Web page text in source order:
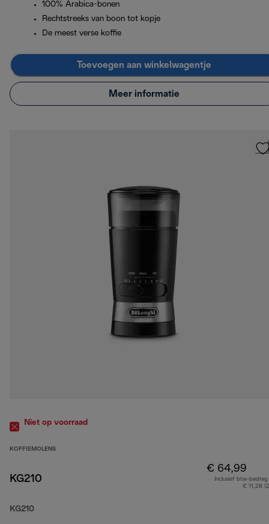
100% Arabica-bonen
Rechtstreeks van boon tot kopje
De meest verse koffie
Toevoegen aan winkelwagentje
Meer informatie
Niet op voorraad
KOFFIEMOLENS
KG210
KG210
€ 64,99
Inclusief btw-bedrag
€ 11,28